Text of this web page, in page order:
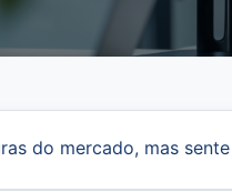
do mercado, mas